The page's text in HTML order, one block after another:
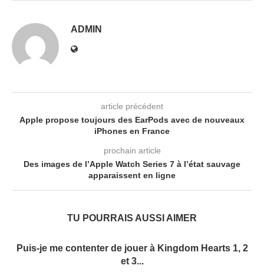
ADMIN
article précédent
Apple propose toujours des EarPods avec de nouveaux
iPhones en France
prochain article
Des images de l’Apple Watch Series 7 à l’état sauvage
apparaissent en ligne
TU POURRAIS AUSSI AIMER
Puis-je me contenter de jouer à Kingdom Hearts 1, 2
et 3...